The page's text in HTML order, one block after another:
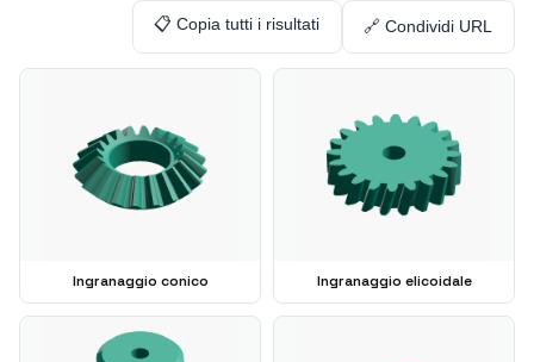
📋 Copia tutti i risultati 🔗 Condividi URL
Ingranaggio conico Ingranaggio elicoidale